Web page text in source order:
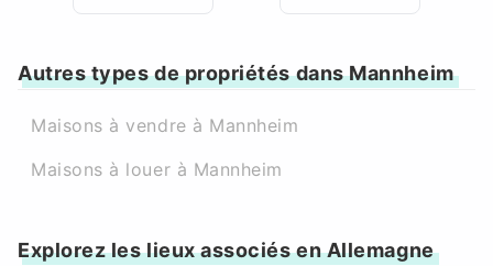
Autres types de propriétés dans Mannheim
Maisons à vendre à Mannheim
Maisons à louer à Mannheim
Explorez les lieux associés en Allemagne